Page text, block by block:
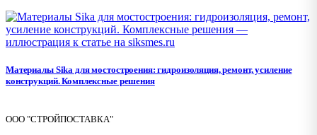
Материалы Sika для мостостроения: гидроизоляция, ремонт, усиление
конструкций. Комплексные решения
ООО "СТРОЙПОСТАВКА"